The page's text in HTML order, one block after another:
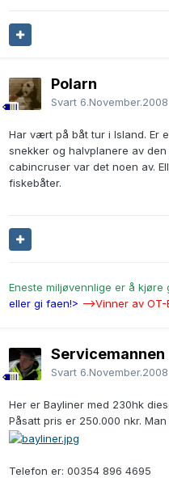
Polarn
Svart 6.November.2008
Har vært på båt tur i Island. Er
snekker og halvplanere av
cabincruser var det noen av.
fiskebåter.
Eneste miljøvennlige er å kjøre
eller gi faen!> -->Vinner av OT-
Servicemannen
Svart 6.November.2008
Her er Bayliner med 230hk
Påsatt pris er 250.000 nkr.
Telefon er: 00354 896 4695